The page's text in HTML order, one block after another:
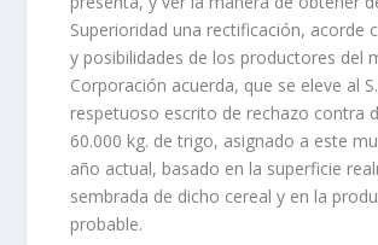
Superioridad una rectificación, acorde
y posibilidades de los productores del
Corporación acuerda, que se eleve al
respetuoso escrito de rechazo contra
60.000 kg. de trigo, asignado a este
año actual, basado en la superficie
sembrada de dicho cereal y en la
probable.